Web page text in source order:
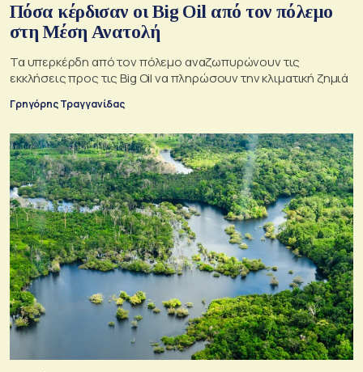
Πόσα κέρδισαν οι Big Oil από τον πόλεμο
στη Μέση Ανατολή
Τα υπερκέρδη από τον πόλεμο αναζωπυρώνουν τις
εκκλήσεις προς τις Big Oil να πληρώσουν την κλιματική ζημιά
Γρηγόρης Τραγγανίδας